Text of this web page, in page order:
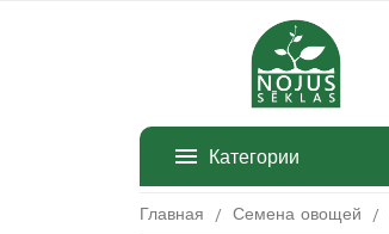
Категории
Главная Семена овощей